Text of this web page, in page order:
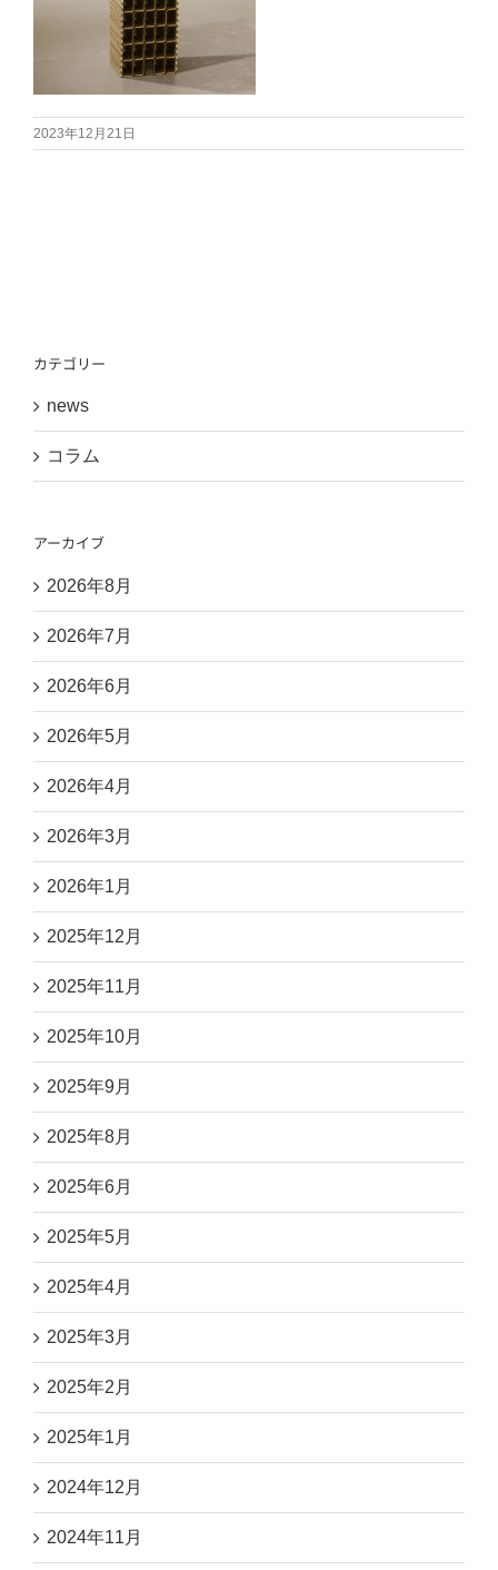
2023年12月21日
カテゴリー
news
コラム
アーカイブ
2026年8月
2026年7月
2026年6月
2026年5月
2026年4月
2026年3月
2026年1月
2025年12月
2025年11月
2025年10月
2025年9月
2025年8月
2025年6月
2025年5月
2025年4月
2025年3月
2025年2月
2025年1月
2024年12月
2024年11月